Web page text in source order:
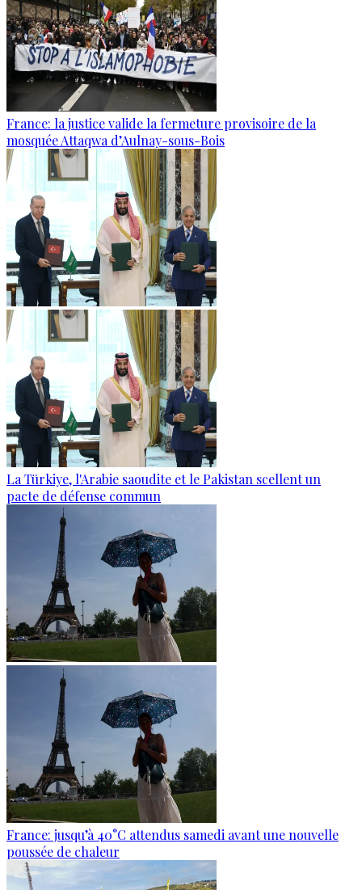
France: la justice valide la fermeture provisoire de la
mosquée Attaqwa d’Aulnay-sous-Bois
La Türkiye, l'Arabie saoudite et le Pakistan scellent un
pacte de défense commun
France: jusqu’à 40°C attendus samedi avant une nouvelle
poussée de chaleur